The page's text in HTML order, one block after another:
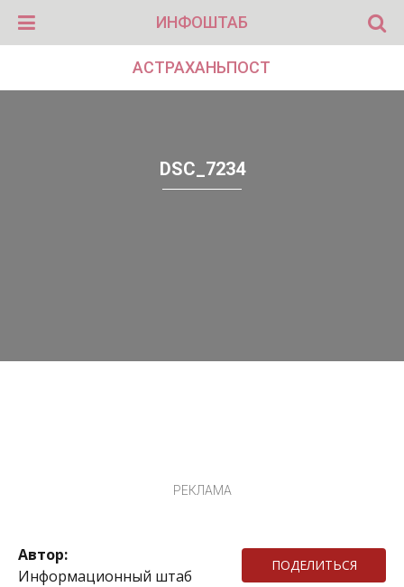
ИНФОШТАБ
АСТРАХАНЬПОСТ
DSC_7234
РЕКЛАМА
Автор:
Информационный штаб
ПОДЕЛИТЬСЯ